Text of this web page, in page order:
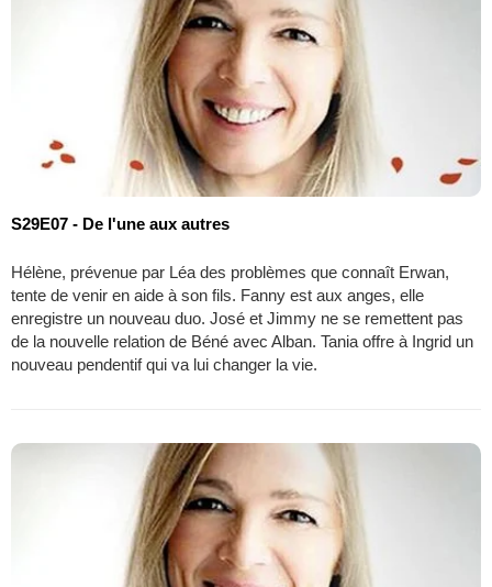
S29E07 - De l'une aux autres
Hélène, prévenue par Léa des problèmes que connaît Erwan,
tente de venir en aide à son fils. Fanny est aux anges, elle
enregistre un nouveau duo. José et Jimmy ne se remettent pas
de la nouvelle relation de Béné avec Alban. Tania offre à Ingrid un
nouveau pendentif qui va lui changer la vie.